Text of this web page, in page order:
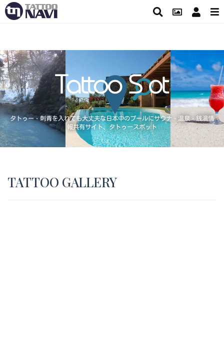
タトゥー・刺青を入れても大丈夫な日本中のプールにサウナ・温泉・銭湯情
報共有サイト、タトゥースポット
TATTOO GALLERY